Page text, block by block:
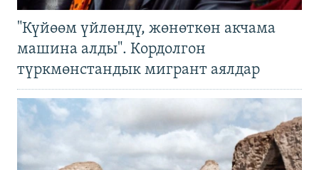
"Күйөөм үйлөндү, жөнөткөн акчама
машина алды". Кордолгон
түркмөнстандык мигрант аялдар